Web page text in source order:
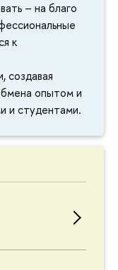
– на благо
к
создавая
опытом и
и студентами.